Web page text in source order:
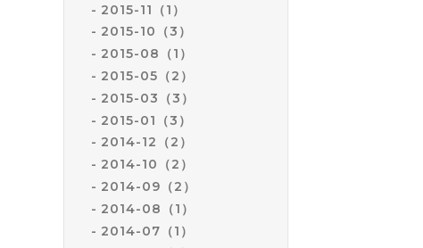
2015-11（1）
2015-10（3）
2015-08（1）
2015-05（2）
2015-03（3）
2015-01（3）
2014-12（2）
2014-10（2）
2014-09（2）
2014-08（1）
2014-07（1）